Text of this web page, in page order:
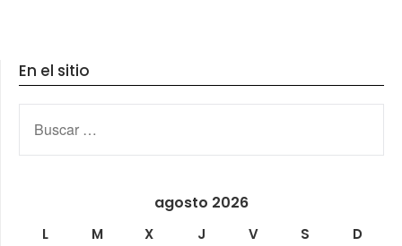
En el sitio
agosto 2026
L M X J V S
D